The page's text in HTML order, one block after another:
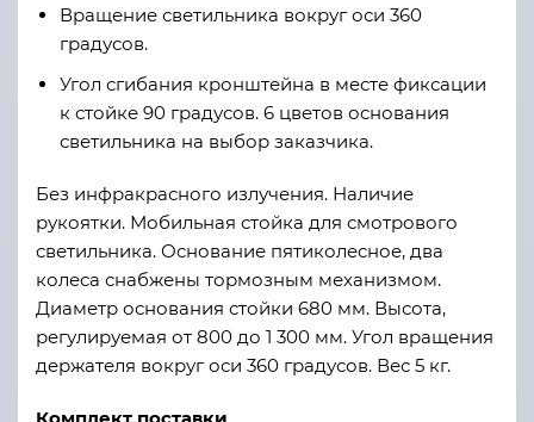
Вращение светильника вокруг оси 360
градусов.
Угол сгибания кронштейна в месте фиксации
к стойке 90 градусов. 6 цветов основания
светильника на выбор заказчика.
Без инфракрасного излучения. Наличие
рукоятки. Мобильная стойка для смотрового
светильника. Основание пятиколесное, два
колеса снабжены тормозным механизмом.
Диаметр основания стойки 680 мм. Высота,
регулируемая от 800 до 1 300 мм. Угол вращения
держателя вокруг оси 360 градусов. Вес 5 кг.